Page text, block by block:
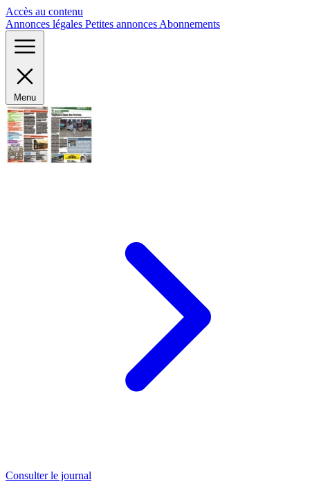
Accès au contenu
Annonces légales Petites annonces Abonnements
Menu
Consulter le journal
Panneau de gestion des cookies